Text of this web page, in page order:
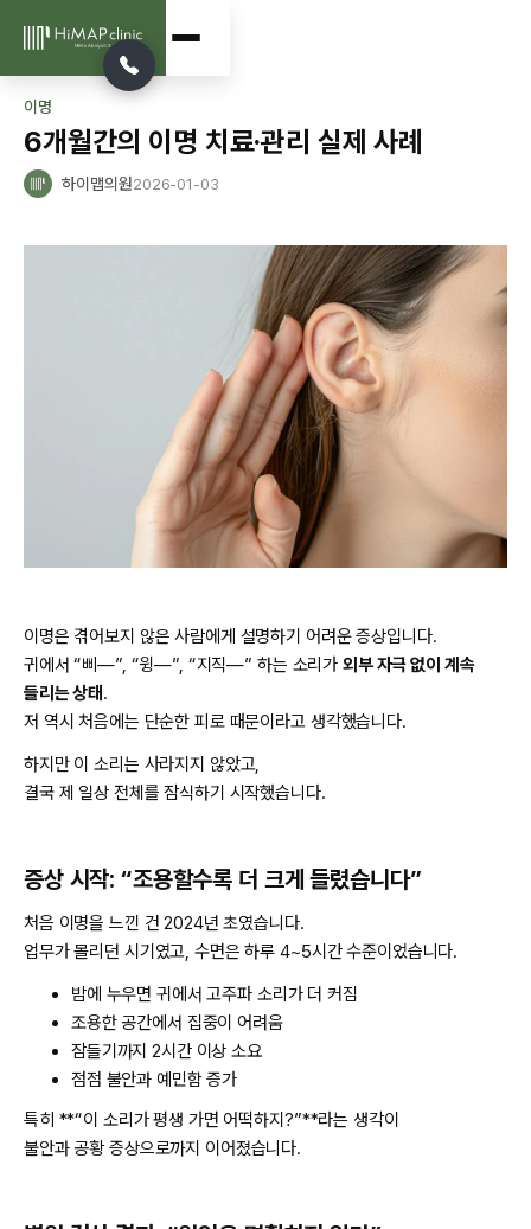
이명
6개월간의 이명 치료·관리 실제 사례
하이맵의원2026-01-03
이명은 겪어보지 않은 사람에게 설명하기 어려운 증상입니다.
귀에서 “삐—”, “윙—”, “지직—” 하는 소리가 외부 자극 없이 계속
들리는 상태 .
저 역시 처음에는 단순한 피로 때문이라고 생각했습니다.
하지만 이 소리는 사라지지 않았고,
결국 제 일상 전체를 잠식하기 시작했습니다.
증상 시작: “조용할수록 더 크게 들렸습니다”
처음 이명을 느낀 건 2024년 초였습니다.
업무가 몰리던 시기였고, 수면은 하루 4~5시간 수준이었습니다.
밤에 누우면 귀에서 고주파 소리가 더 커짐
조용한 공간에서 집중이 어려움
잠들기까지 2시간 이상 소요
점점 불안과 예민함 증가
특히 **“이 소리가 평생 가면 어떡하지?”**라는 생각이
불안과 공황 증상으로까지 이어졌습니다.